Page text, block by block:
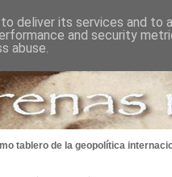
tablero de la geopolítica
deliver its services and to
and security
abuse.